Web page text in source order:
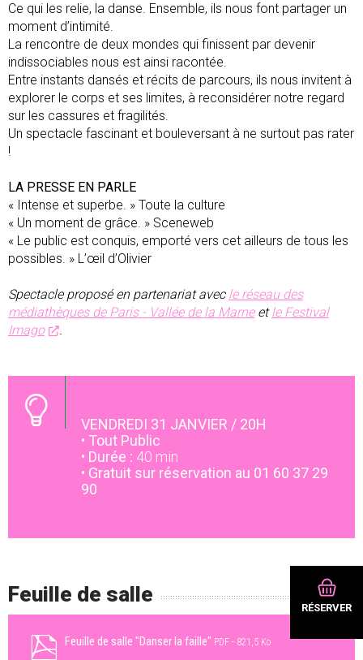
RÉSERVER
Ce qui les relie, la danse. Ensemble, ils nous font partager un
moment d’intimité.
La rencontre de deux mondes qui finissent par devenir
indissociables nous est ainsi racontée.
Entre instants dansés et récits de parcours, ils nous invitent à
explorer le corps et ses limites, à reconsidérer notre regard
sur les cassures et fragilités.
Un spectacle fascinant et bouleversant à ne surtout pas rater
!
LA PRESSE EN PARLE
« Intense et superbe. » Toute la culture
« Un moment de grâce. » Sceneweb
« Le public est conquis, emporté vers cet ailleurs de tous les
possibles. » L’œil d’Olivier
Spectacle proposé en partenariat avec le réseau des
médiathèques de Paris - Vallée de la Marneetle Festival
Imago
.
VENDREDI 31 JANVIER / 20H
• Tout Public
• Durée : 40 min
• Gratuit sur réservation au 01 60 37 29
90
Feuille de salle
Feuille de salle "Danser la faille" PDF 821,5 Ko